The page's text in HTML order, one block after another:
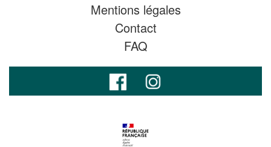
Mentions légales
Contact
FAQ